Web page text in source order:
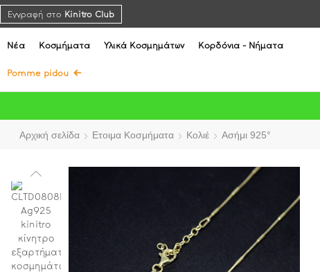
Εγγραφή στο Kinitro Club
Νέα Κοσμήματα Υλικά Κοσμημάτων Κορδόνια - Νήματα
Pomme pidou
Αρχική σελίδα Ετοιμα Κοσμήματα Κολιέ Ασήμι 925°